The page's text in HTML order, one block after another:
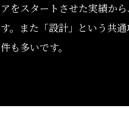
をスタートさせた実績か
。また「設計」という共
も多いです。